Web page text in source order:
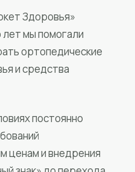
Здоровья»
лет мы помогали
ортопедические
и средства
постоянно
ценам и внедрения